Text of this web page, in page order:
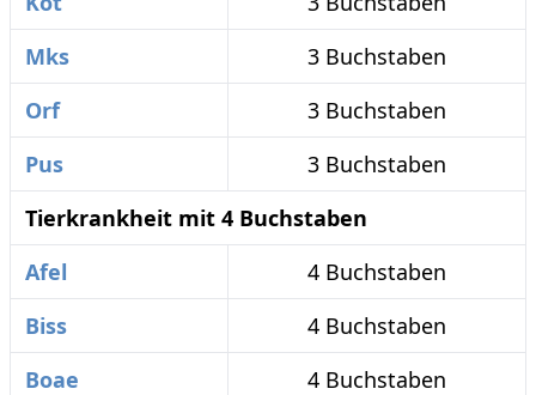
Mks
3 Buchstaben
Orf
3 Buchstaben
Pus
3 Buchstaben
Tierkrankheit mit 4 Buchstaben
Afel
4 Buchstaben
Biss
4 Buchstaben
Boae
4 Buchstaben